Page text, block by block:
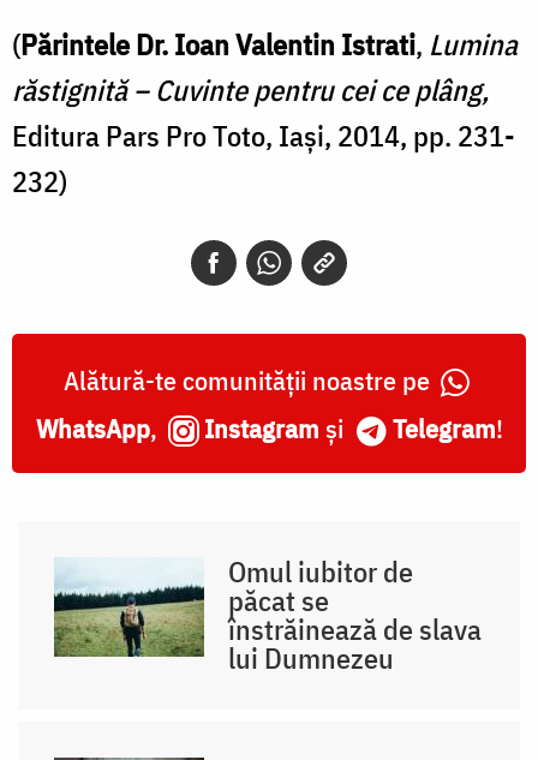
(Părintele Dr. Ioan Valentin Istrati, Lumina
răstignită – Cuvinte pentru cei ce plâng,
Editura Pars Pro Toto, Iaşi, 2014, pp. 231-
232)
Alătură-te comunității noastre pe
WhatsApp, Instagram și Telegram!
Omul iubitor de
păcat se
înstrăinează de slava
lui Dumnezeu